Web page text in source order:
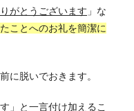
がとうございます 」な
ことへのお礼を簡潔に
に脱いでおきます。
」と一言付け加えるこ